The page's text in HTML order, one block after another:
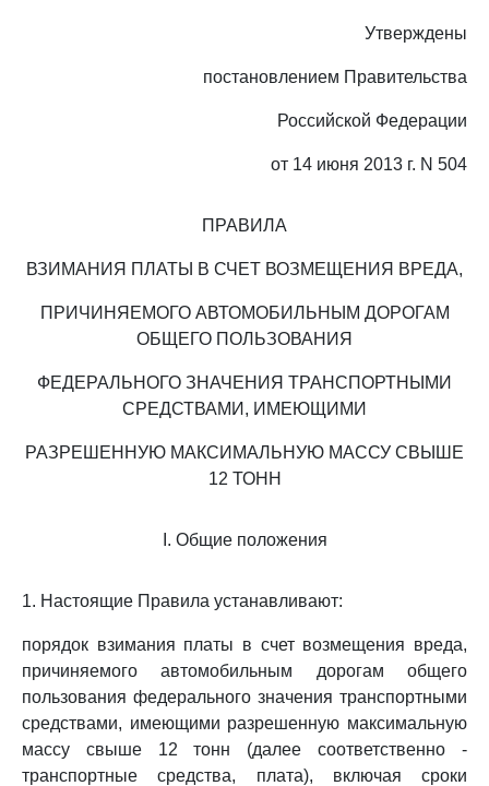
Утверждены
постановлением Правительства
Российской Федерации
от 14 июня 2013 г. N 504
ПРАВИЛА
ВЗИМАНИЯ ПЛАТЫ В СЧЕТ ВОЗМЕЩЕНИЯ ВРЕДА,
ПРИЧИНЯЕМОГО АВТОМОБИЛЬНЫМ ДОРОГАМ
ОБЩЕГО ПОЛЬЗОВАНИЯ
ФЕДЕРАЛЬНОГО ЗНАЧЕНИЯ ТРАНСПОРТНЫМИ
СРЕДСТВАМИ, ИМЕЮЩИМИ
РАЗРЕШЕННУЮ МАКСИМАЛЬНУЮ МАССУ СВЫШЕ
12 ТОНН
I. Общие положения
1. Настоящие Правила устанавливают:
порядок взимания платы в счет возмещения вреда,
причиняемого автомобильным дорогам общего
пользования федерального значения транспортными
средствами, имеющими разрешенную максимальную
массу свыше 12 тонн (далее соответственно -
транспортные средства, плата), включая сроки